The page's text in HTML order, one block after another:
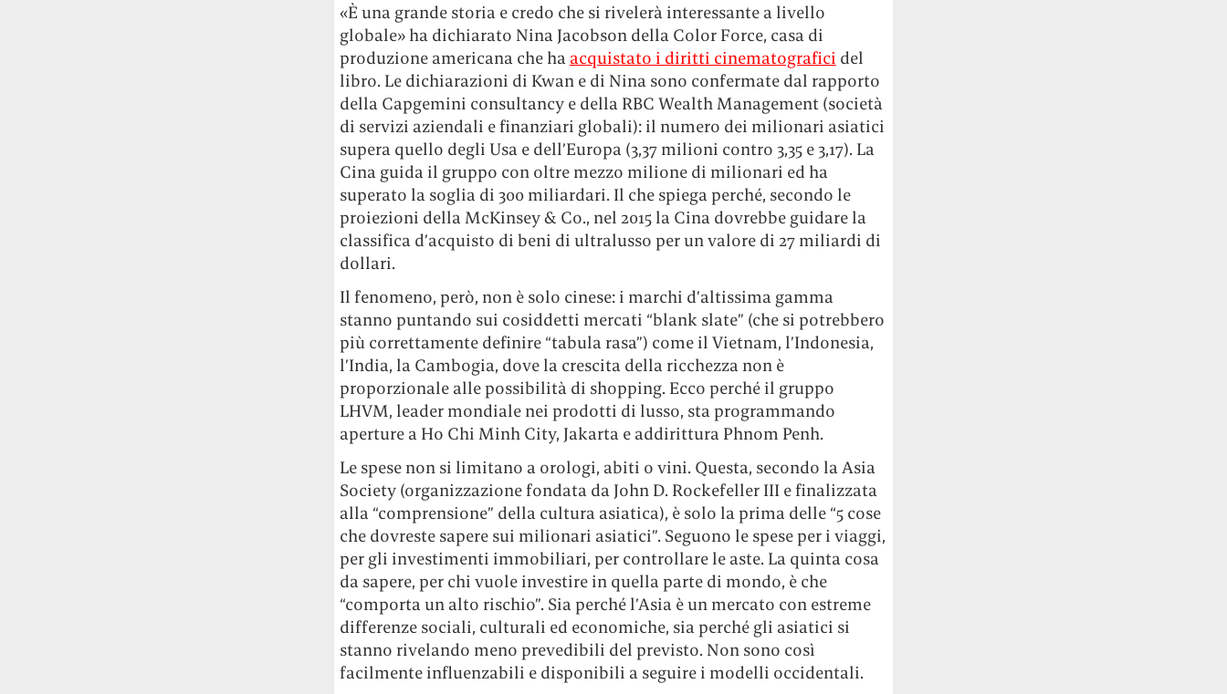
«È una grande storia e credo che si rivelerà interessante a livello
globale» ha dichiarato Nina Jacobson della Color Force, casa di
produzione americana che ha acquistato i diritti cinematografici del
libro. Le dichiarazioni di Kwan e di Nina sono confermate dal rapporto
della Capgemini consultancy e della RBC Wealth Management (società
di servizi aziendali e finanziari globali): il numero dei milionari asiatici
supera quello degli Usa e dell’Europa (3,37 milioni contro 3,35 e 3,17). La
Cina guida il gruppo con oltre mezzo milione di milionari ed ha
superato la soglia di 300 miliardari. Il che spiega perché, secondo le
proiezioni della McKinsey & Co., nel 2015 la Cina dovrebbe guidare la
classifica d’acquisto di beni di ultralusso per un valore di 27 miliardi di
dollari.
Il fenomeno, però, non è solo cinese: i marchi d’altissima gamma
stanno puntando sui cosiddetti mercati “blank slate” (che si potrebbero
più correttamente definire “tabula rasa”) come il Vietnam, l’Indonesia,
l’India, la Cambogia, dove la crescita della ricchezza non è
proporzionale alle possibilità di shopping. Ecco perché il gruppo
LHVM, leader mondiale nei prodotti di lusso, sta programmando
aperture a Ho Chi Minh City, Jakarta e addirittura Phnom Penh.
Le spese non si limitano a orologi, abiti o vini. Questa, secondo la Asia
Society (organizzazione fondata da John D. Rockefeller III e finalizzata
alla “comprensione” della cultura asiatica), è solo la prima delle “5 cose
che dovreste sapere sui milionari asiatici”. Seguono le spese per i viaggi,
per gli investimenti immobiliari, per controllare le aste. La quinta cosa
da sapere, per chi vuole investire in quella parte di mondo, è che
“comporta un alto rischio”. Sia perché l’Asia è un mercato con estreme
differenze sociali, culturali ed economiche, sia perché gli asiatici si
stanno rivelando meno prevedibili del previsto. Non sono così
facilmente influenzabili e disponibili a seguire i modelli occidentali.